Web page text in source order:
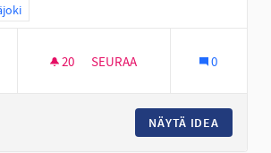
mukaan: Pohjoinen Seinäjoki
20 20 SEURAAJAA
SEURAA 0
NÄYTÄ IDEA